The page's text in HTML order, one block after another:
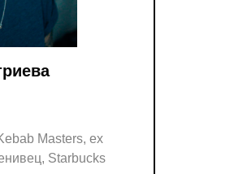
Masters, ex
Starbucks